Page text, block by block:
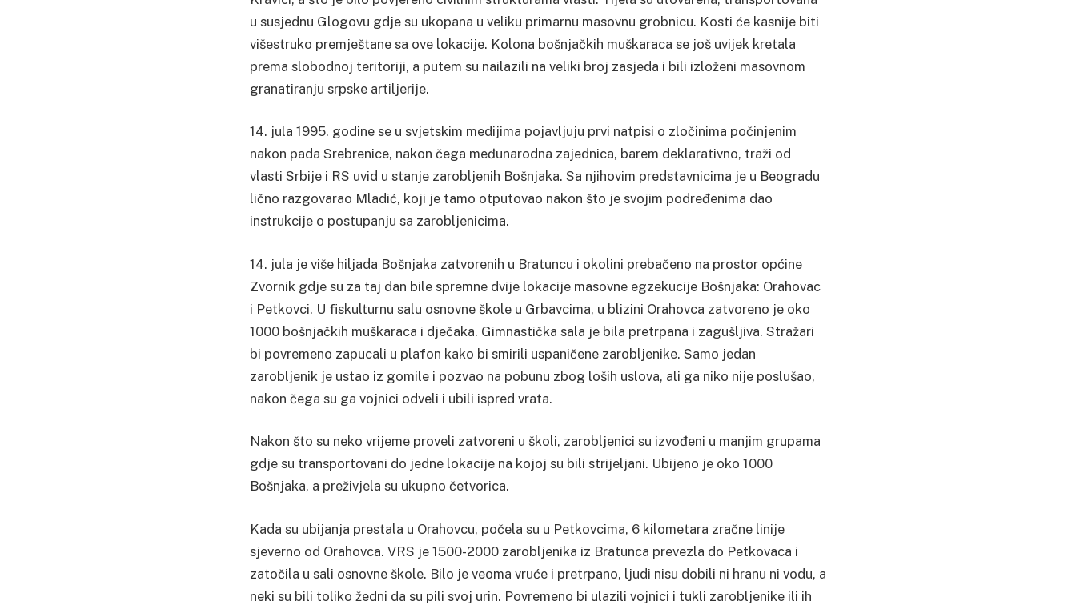
u susjednu Glogovu gdje su ukopana u veliku primarnu masovnu grobnicu. Kosti će kasnije biti
višestruko premještane sa ove lokacije. Kolona bošnjačkih muškaraca se još uvijek kretala
prema slobodnoj teritoriji, a putem su nailazili na veliki broj zasjeda i bili izloženi masovnom
granatiranju srpske artiljerije.
14. jula 1995. godine se u svjetskim medijima pojavljuju prvi natpisi o zločinima počinjenim
nakon pada Srebrenice, nakon čega međunarodna zajednica, barem deklarativno, traži od
vlasti Srbije i RS uvid u stanje zarobljenih Bošnjaka. Sa njihovim predstavnicima je u Beogradu
lično razgovarao Mladić, koji je tamo otputovao nakon što je svojim podređenima dao
instrukcije o postupanju sa zarobljenicima.
14. jula je više hiljada Bošnjaka zatvorenih u Bratuncu i okolini prebačeno na prostor općine
Zvornik gdje su za taj dan bile spremne dvije lokacije masovne egzekucije Bošnjaka: Orahovac
i Petkovci. U fiskulturnu salu osnovne škole u Grbavcima, u blizini Orahovca zatvoreno je oko
1000 bošnjačkih muškaraca i dječaka. Gimnastička sala je bila pretrpana i zagušljiva. Stražari
bi povremeno zapucali u plafon kako bi smirili uspaničene zarobljenike. Samo jedan
zarobljenik je ustao iz gomile i pozvao na pobunu zbog loših uslova, ali ga niko nije poslušao,
nakon čega su ga vojnici odveli i ubili ispred vrata.
Nakon što su neko vrijeme proveli zatvoreni u školi, zarobljenici su izvođeni u manjim grupama
gdje su transportovani do jedne lokacije na kojoj su bili strijeljani. Ubijeno je oko 1000
Bošnjaka, a preživjela su ukupno četvorica.
Kada su ubijanja prestala u Orahovcu, počela su u Petkovcima, 6 kilometara zračne linije
sjeverno od Orahovca. VRS je 1500-2000 zarobljenika iz Bratunca prevezla do Petkovaca i
zatočila u sali osnovne škole. Bilo je veoma vruće i pretrpano, ljudi nisu dobili ni hranu ni vodu, a
neki su bili toliko žedni da su pili svoj urin. Povremeno bi ulazili vojnici i tukli zarobljenike ili ih